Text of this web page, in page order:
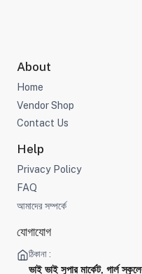
About
Home
Vendor Shop
Contact Us
Help
Privacy Policy
FAQ
আমাদের সম্পর্কে
যোগাযোগ
ঠিকানা :
ভাই ভাই সুপার মার্কেট, গার্ল